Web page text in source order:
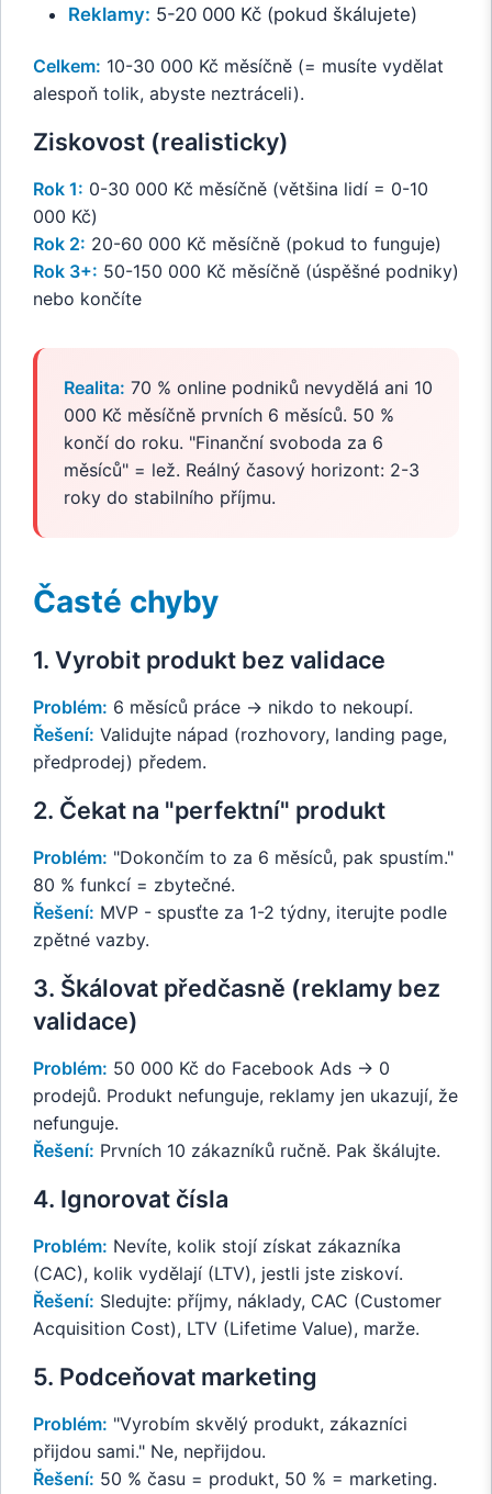
Reklamy: 5-20 000 Kč (pokud škálujete)
Celkem: 10-30 000 Kč měsíčně (= musíte vydělat
alespoň tolik, abyste neztráceli).
Ziskovost (realisticky)
Rok 1: 0-30 000 Kč měsíčně (většina lidí = 0-10
000 Kč)
Rok 2: 20-60 000 Kč měsíčně (pokud to funguje)
Rok 3+: 50-150 000 Kč měsíčně (úspěšné podniky)
nebo končíte
Realita: 70 % online podniků nevydělá ani 10
000 Kč měsíčně prvních 6 měsíců. 50 %
končí do roku. "Finanční svoboda za 6
měsíců" = lež. Reálný časový horizont: 2-3
roky do stabilního příjmu.
Časté chyby
1. Vyrobit produkt bez validace
Problém: 6 měsíců práce → nikdo to nekoupí.
Řešení: Validujte nápad (rozhovory, landing page,
předprodej) předem.
2. Čekat na "perfektní" produkt
Problém: "Dokončím to za 6 měsíců, pak spustím."
80 % funkcí = zbytečné.
Řešení: MVP - spusťte za 1-2 týdny, iterujte podle
zpětné vazby.
3. Škálovat předčasně (reklamy bez
validace)
Problém: 50 000 Kč do Facebook Ads → 0
prodejů. Produkt nefunguje, reklamy jen ukazují, že
nefunguje.
Řešení: Prvních 10 zákazníků ručně. Pak škálujte.
4. Ignorovat čísla
Problém: Nevíte, kolik stojí získat zákazníka
(CAC), kolik vydělají (LTV), jestli jste ziskoví.
Řešení: Sledujte: příjmy, náklady, CAC (Customer
Acquisition Cost), LTV (Lifetime Value), marže.
5. Podceňovat marketing
Problém: "Vyrobím skvělý produkt, zákazníci
přijdou sami." Ne, nepřijdou.
Řešení: 50 % času = produkt, 50 % = marketing.